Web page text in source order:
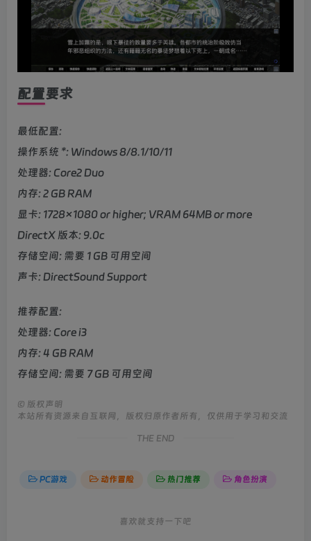
配置要求
最低配置:
操作系统 *: Windows 8/8.1/10/11
处理器: Core2 Duo
内存: 2 GB RAM
显卡: 1728×1080 or higher; VRAM 64MB or more
DirectX 版本: 9.0c
存储空间: 需要 1 GB 可用空间
声卡: DirectSound Support
推荐配置:
处理器: Core i3
内存: 4 GB RAM
存储空间: 需要 7 GB 可用空间
© 版权声明
本站所有资源来自互联网，版权归原作者所有，仅供用于学习和交流
THE END
PC游戏 动作冒险 热门推荐 角色扮演
喜欢就支持一下吧